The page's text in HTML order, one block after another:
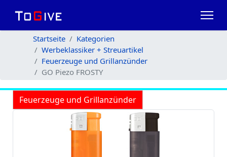
Startseite
Kategorien
Werbeklassiker + Streuartikel
Feuerzeuge und Grillanzünder
GO Piezo FROSTY
Feuerzeuge und Grillanzünder